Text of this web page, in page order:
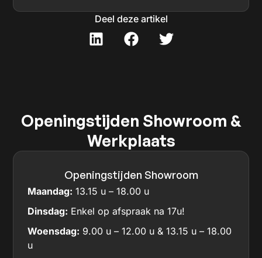
Deel deze artikel
Openingstijden Showroom &
Werkplaats
Openingstijden Showroom
Maandag: 13.15 u – 18.00 u
Dinsdag: Enkel op afspraak na 17u!
Woensdag: 9.00 u – 12.00 u & 13.15 u – 18.00
u